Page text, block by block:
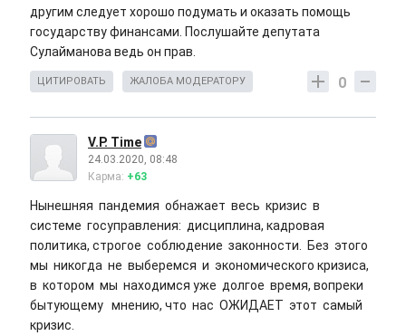
другим следует хорошо подумать и оказать помощь
государству финансами. Послушайте депутата
Сулайманова ведь он прав.
0
ЦИТИРОВАТЬ ЖАЛОБА МОДЕРАТОРУ
V.P. Time
24.03.2020, 08:48
Карма: +63
Нынешняя пандемия обнажает весь кризис в
системе госуправления: дисциплина, кадровая
политика, строгое соблюдение законности. Без этого
мы никогда не выберемся и экономического кризиса,
в котором мы находимся уже долгое время, вопреки
бытующему мнению, что нас ОЖИДАЕТ этот самый
кризис.